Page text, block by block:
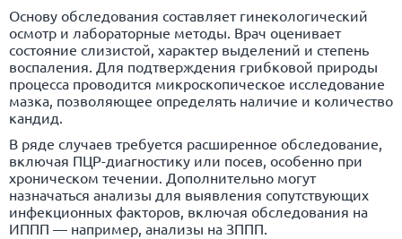
Основу обследования составляет гинекологический
осмотр и лабораторные методы. Врач оценивает
состояние слизистой, характер выделений и степень
воспаления. Для подтверждения грибковой природы
процесса проводится микроскопическое исследование
мазка, позволяющее определять наличие и количество
кандид.
В ряде случаев требуется расширенное обследование,
включая ПЦР-диагностику или посев, особенно при
хроническом течении. Дополнительно могут
назначаться анализы для выявления сопутствующих
инфекционных факторов, включая обследования на
ИППП — например, анализы на ЗППП.